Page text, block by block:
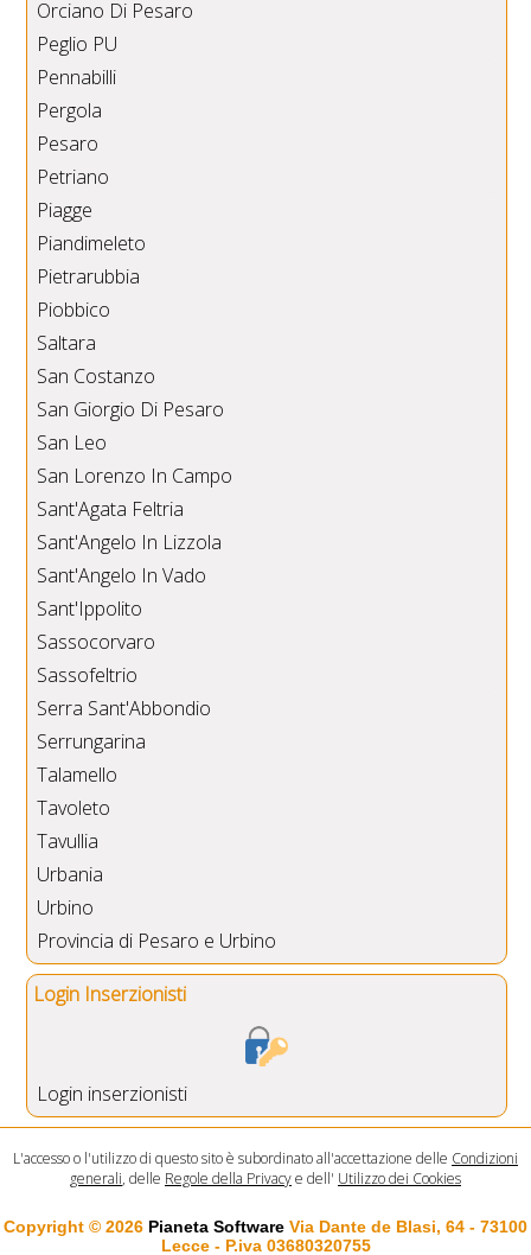
Orciano Di Pesaro
Peglio PU
Pennabilli
Pergola
Pesaro
Petriano
Piagge
Piandimeleto
Pietrarubbia
Piobbico
Saltara
San Costanzo
San Giorgio Di Pesaro
San Leo
San Lorenzo In Campo
Sant'Agata Feltria
Sant'Angelo In Lizzola
Sant'Angelo In Vado
Sant'Ippolito
Sassocorvaro
Sassofeltrio
Serra Sant'Abbondio
Serrungarina
Talamello
Tavoleto
Tavullia
Urbania
Urbino
Provincia di Pesaro e Urbino
Login Inserzionisti
Login inserzionisti
L'accesso o l'utilizzo di questo sito è subordinato all'accettazione delle Condizioni
generali, delle Regole della Privacye dell' Utilizzo dei Cookies
Copyright © 2026 Pianeta Software Via Dante de Blasi, 64 - 73100
Lecce - P.iva 03680320755